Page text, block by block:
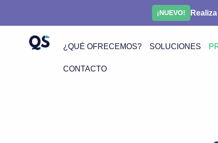
¡NUEVO!
¿QUÉ OFRECEMOS? SOLUCIONES
CONTACTO